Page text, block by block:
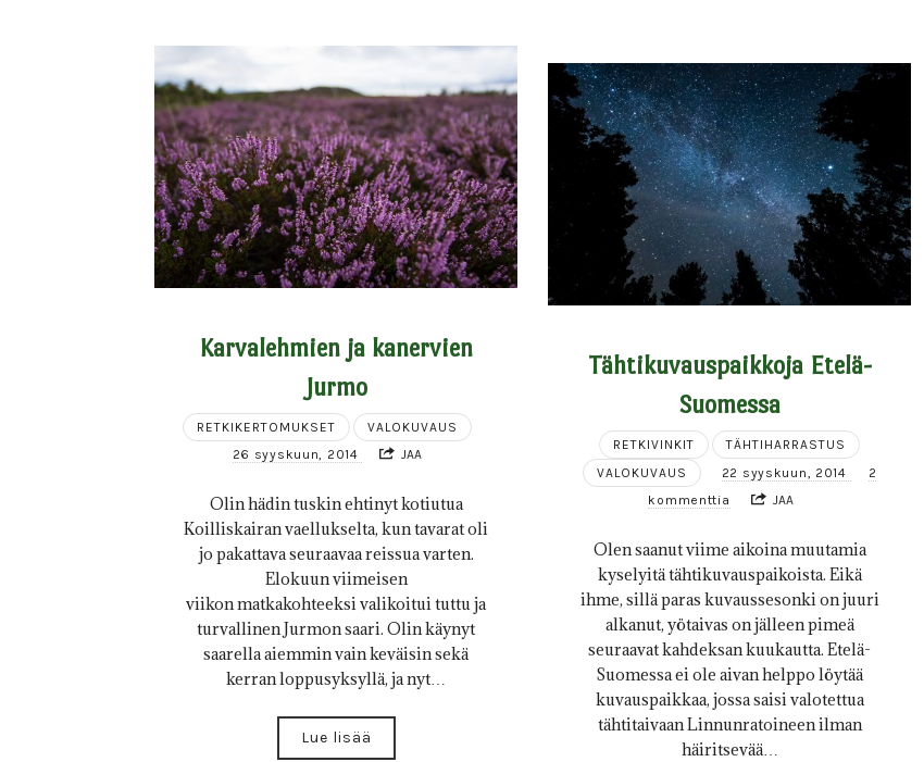
Karvalehmien ja kanervien
Jurmo
RETKIKERTOMUKSET
VALOKUVAUS
26 syyskuun, 2014
JAA
Olin hädin tuskin ehtinyt kotiutua
Koilliskairan vaellukselta, kun tavarat oli
jo pakattava seuraavaa reissua varten.
Elokuun viimeisen
viikon matkakohteeksi valikoitui tuttu ja
turvallinen Jurmon saari. Olin käynyt
saarella aiemmin vain keväisin sekä
kerran loppusyksyllä, ja nyt…
Lue lisää
Tähtikuvauspaikkoja Etelä-
Suomessa
RETKIVINKIT
TÄHTIHARRASTUS
VALOKUVAUS
22 syyskuun, 2014
2
kommenttia
JAA
Olen saanut viime aikoina muutamia
kyselyitä tähtikuvauspaikoista. Eikä
ihme, sillä paras kuvaussesonki on juuri
alkanut, yötaivas on jälleen pimeä
seuraavat kahdeksan kuukautta. Etelä-
Suomessa ei ole aivan helppo löytää
kuvauspaikkaa, jossa saisi valotettua
tähtitaivaan Linnunratoineen ilman
häiritsevää…